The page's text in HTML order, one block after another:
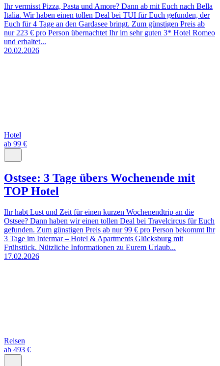
Ihr vermisst Pizza, Pasta und Amore? Dann ab mit Euch nach Bella
Italia. Wir haben einen tollen Deal bei TUI für Euch gefunden, der
Euch für 4 Tage an den Gardasee bringt. Zum günstigen Preis ab
nur 223 € pro Person übernachtet Ihr im sehr guten 3* Hotel Romeo
und erhaltet...
20.02.2026
Hotel
ab 99 €
Ostsee: 3 Tage übers Wochenende mit
TOP Hotel
Ihr habt Lust und Zeit für einen kurzen Wochenendtrip an die
Ostsee? Dann haben wir einen tollen Deal bei Travelcircus für Euch
gefunden. Zum günstigen Preis ab nur 99 € pro Person bekommt Ihr
3 Tage im Intermar – Hotel & Apartments Glücksburg mit
Frühstück. Nützliche Informationen zu Eurem Urlaub...
17.02.2026
Reisen
ab 493 €